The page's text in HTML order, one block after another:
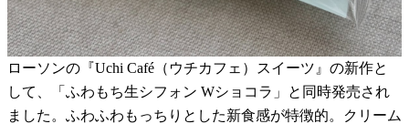
ローソンの『Uchi Café（ウチカフェ）スイーツ』の新作と
して、「ふわもち生シフォン Wショコラ」と同時発売され
ました。ふわふわもっちりとした新食感が特徴的。クリーム